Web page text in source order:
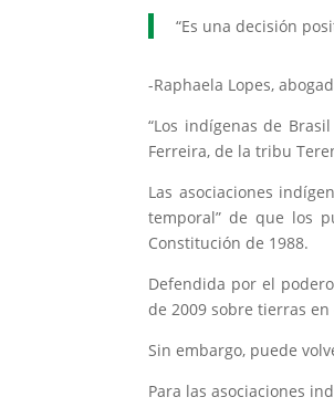
“Es una decisión
-Raphaela Lopes,
“Los indígenas de
Ferreira, de la tribu
Las asociaciones
temporal” de que los
Constitución de 1988.
Defendida por el
de 2009 sobre tierras
Sin embargo, puede
Para las asociaciones